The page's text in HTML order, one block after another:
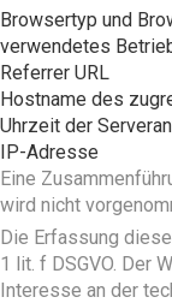
Browsertyp und
verwendetes
Referrer URL
Hostname des
Uhrzeit der
IP-Adresse
Eine
wird nicht
Die Erfassung
1 lit. f DSGVO. Der
Interesse an der